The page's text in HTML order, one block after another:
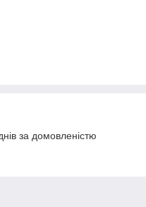
за домовленістю